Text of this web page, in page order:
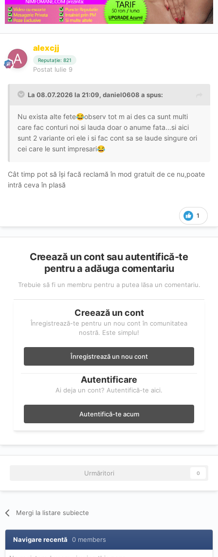
alexcjj
Reputație: 821
Postat Iulie 9
La 08.07.2026 la 21:09, daniel0608 a spus:
Nu exista alte fete😂observ tot m ai des ca sunt multi
care fac conturi noi si lauda doar o anume fata...si aici
sunt 2 variante ori ele i si fac cont sa se laude singure ori
cei care le sunt impresari😂
Cât timp pot să își facă reclamă în mod gratuit de ce nu,poate
intră ceva în plasă
1
Creează un cont sau autentifică-te
pentru a adăuga comentariu
Trebuie să fi un membru pentru a putea lăsa un comentariu.
Creează un cont
Înregistrează-te pentru un nou cont în comunitatea
nostră. Este simplu!
Înregistrează un nou cont
Autentificare
Ai deja un cont? Autentifică-te aici.
Autentifică-te acum
Urmăritori 0
Mergi la listare subiecte
Navigare recentă 0 members